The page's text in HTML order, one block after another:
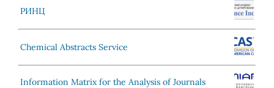
РИНЦ
Chemical Abstracts Service
Information Matrix for the Analysis of Journals